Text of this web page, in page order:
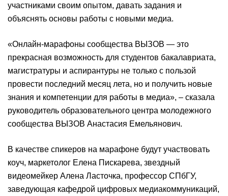
участниками своим опытом, давать задания и
объяснять основы работы с новыми медиа.
«Онлайн-марафоны сообщества ВЫЗОВ — это
прекрасная возможность для студентов бакалавриата,
магистратуры и аспирантуры не только с пользой
провести последний месяц лета, но и получить новые
знания и компетенции для работы в медиа», – сказала
руководитель образовательного центра молодежного
сообщества ВЫЗОВ Анастасия Емельянович.
В качестве спикеров на марафоне будут участвовать
коуч, маркетолог Елена Пискарева, звездный
видеомейкер Алена Ласточка, профессор СПбГУ,
заведующая кафедрой цифровых медиакоммуникаций,